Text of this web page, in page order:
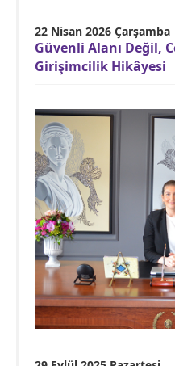
22 Nisan 2026 Çarşamba
Güvenli Alanı Değil,
Girişimcilik Hikâyesi